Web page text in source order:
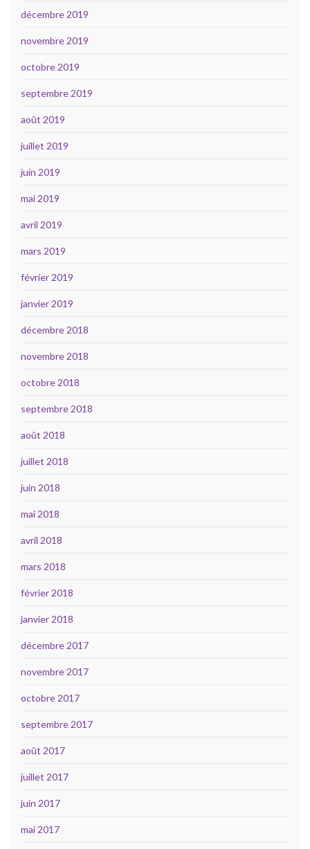
décembre 2019
novembre 2019
octobre 2019
septembre 2019
août 2019
juillet 2019
juin 2019
mai 2019
avril 2019
mars 2019
février 2019
janvier 2019
décembre 2018
novembre 2018
octobre 2018
septembre 2018
août 2018
juillet 2018
juin 2018
mai 2018
avril 2018
mars 2018
février 2018
janvier 2018
décembre 2017
novembre 2017
octobre 2017
septembre 2017
août 2017
juillet 2017
juin 2017
mai 2017